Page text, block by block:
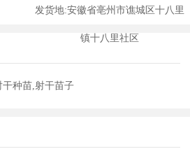
发货地:安徽省亳州市谯城区十八里
镇十八里社区
种苗,射干苗子